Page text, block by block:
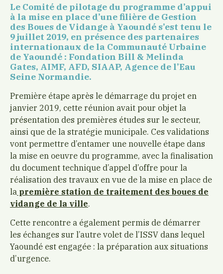
Le Comité de pilotage du programme d’appui
à la mise en place d’une filière de Gestion
des Boues de Vidange à Yaoundé s’est tenu le
9 juillet 2019, en présence des partenaires
internationaux de la Communauté Urbaine
de Yaoundé : Fondation Bill & Melinda
Gates, AIMF, AFD, SIAAP, Agence de l’Eau
Seine Normandie.
Première étape après le démarrage du projet en
janvier 2019, cette réunion avait pour objet la
présentation des premières études sur le secteur,
ainsi que de la stratégie municipale. Ces validations
vont permettre d’entamer une nouvelle étape dans
la mise en oeuvre du programme, avec la finalisation
du document technique d’appel d’offre pour la
réalisation des travaux en vue de la mise en place de
la première station de traitement des boues de
vidange de la ville.
Cette rencontre a également permis de démarrer
les échanges sur l’autre volet de l’ISSV dans lequel
Yaoundé est engagée : la préparation aux situations
d’urgence.